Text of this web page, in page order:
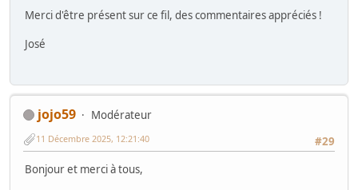
Merci d'être présent sur ce fil, des commentaires appréciés !
José
jojo59
Modérateur
#29
11 Décembre 2025, 12:21:40
Bonjour et merci à tous,